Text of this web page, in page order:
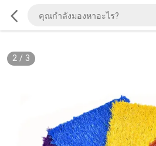
2/ 3